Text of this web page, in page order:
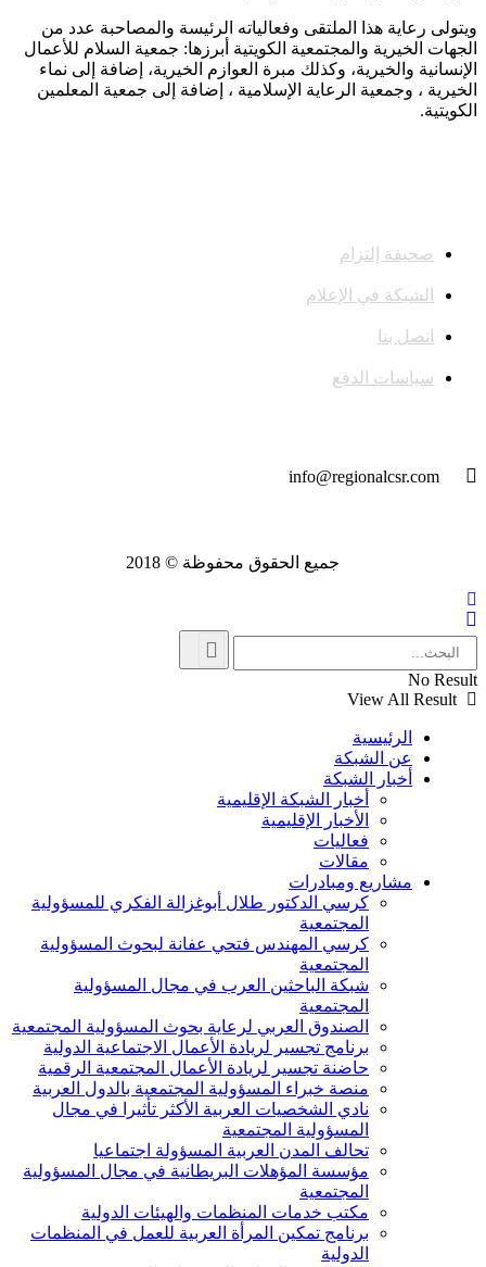
ويتولى رعاية هذا الملتقى وفعالياته الرئيسة والمصاحبة عدد من
الجهات الخيرية والمجتمعية الكويتية أبرزها: جمعية السلام للأعمال
الإنسانية والخيرية، وكذلك مبرة العوازم الخيرية، إضافة إلى نماء
الخيرية ، وجمعية الرعاية الإسلامية ، إضافة إلى جمعية المعلمين
الكويتية.
صحيفة إلتزام
الشبكة في الإعلام
اتصل بنا
سياسات الدفع
جميع الحقوق محفوظة © 2018
No Result
الرئيسية
عن الشبكة
أخبار الشبكة
أخبار الشبكة الإقليمية
الأخبار الإقليمية
فعاليات
مقالات
مشاريع ومبادرات
كرسي الدكتور طلال أبوغزالة الفكري للمسؤولية
المجتمعية
كرسي المهندس فتحي عفانة لبحوث المسؤولية
المجتمعية
شبكة الباحثين العرب في مجال المسؤولية
المجتمعية
الصندوق العربي لرعاية بحوث المسؤولية المجتمعية
برنامج تجسير لريادة الأعمال الاجتماعية الدولية
حاضنة تجسير لريادة الأعمال المجتمعية الرقمية
منصة خبراء المسؤولية المجتمعية بالدول العربية
نادي الشخصيات العربية الأكثر تأثيرا في مجال
المسؤولية المجتمعية
تحالف المدن العربية المسؤولة اجتماعيا
مؤسسة المؤهلات البريطانية في مجال المسؤولية
المجتمعية
مكتب خدمات المنظمات والهيئات الدولية
برنامج تمكين المرأة العربية للعمل في المنظمات
الدولية